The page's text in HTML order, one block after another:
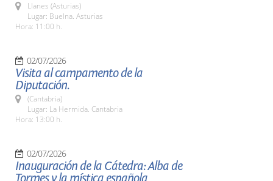
Llanes (Asturias)
Lugar: Buelna. Asturias
Hora: 11:00 h.
02/07/2026
Visita al campamento de la
Diputación.
(Cantabria)
Lugar: La Hermida. Cantabria
Hora: 13:00 h.
02/07/2026
Inauguración de la Cátedra: Alba de